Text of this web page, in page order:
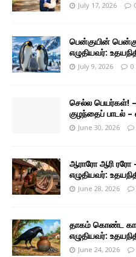
July 17, 2026
பென்குயின்
எழுதியவர்:
July 9, 2026 0
செல்ல பெயர்கள்! –
குழந்தைப் பாடல் –
June 30, 2026
ஆராரோ ஆரி ரரோ
எழுதியவர்:
June 28, 2026
தாகம் கொண்ட
எழுதியவர்:
June 24, 2026